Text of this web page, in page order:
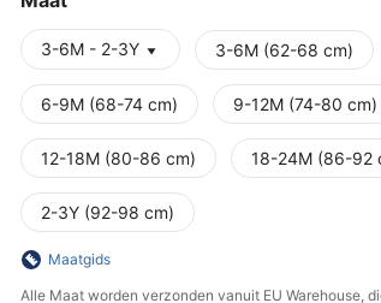
3-6M - 2-3Y 3-6M (62-68 cm)
6-9M (68-74 cm) 9-12M (74-80 cm)
12-18M (80-86 cm) 18-24M (86-92
2-3Y (92-98 cm)
Maatgids
Alle Maat worden verzonden vanuit EU Warehouse,